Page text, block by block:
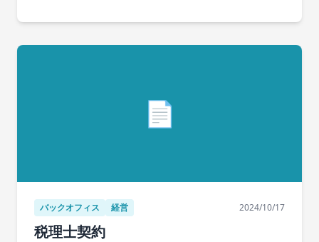
📄
バックオフィス 経営 2024/10/17
税理士契約